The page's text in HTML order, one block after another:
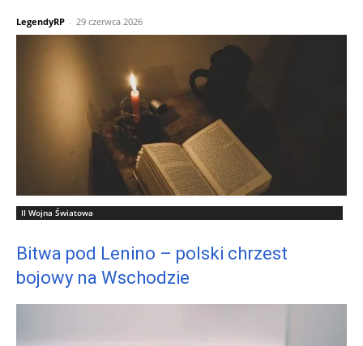
LegendyRP - 29 czerwca 2026
II Wojna Światowa
Bitwa pod Lenino – polski chrzest
bojowy na Wschodzie